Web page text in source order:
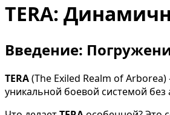
TERA:
Введение:
TERA(The Exiled Realm of
уникальной боевой системой без